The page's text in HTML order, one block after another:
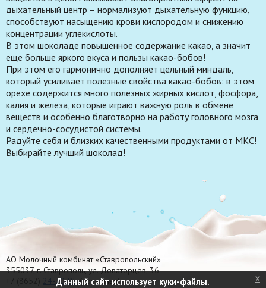
дыхательный центр – нормализуют дыхательную функцию,
способствуют насыщению крови кислородом и снижению
концентрации углекислоты.
В этом шоколаде повышенное содержание какао, а значит
еще больше яркого вкуса и пользы какао-бобов!
При этом его гармонично дополняет цельный миндаль,
который усиливает полезные свойства какао-бобов: в этом
орехе содержится много полезных жирных кислот, фосфора,
калия и железа, которые играют важную роль в обмене
веществ и особенно благотворно на работу головного мозга
и сердечно-сосудистой системы.
Радуйте себя и близких качественными продуктами от МКС!
Выбирайте лучший шоколад!
АО Молочный комбинат «Ставропольский»
355037, г. Ставрополь, ул. Доваторцев, 36
24-70-95(приёмная)
Данный сайт использует куки-файлы. x